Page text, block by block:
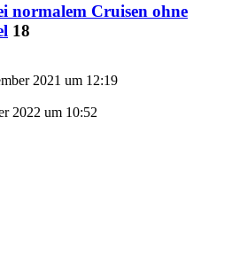
normalem Cruisen ohne
18
2021 um 12:19
2022 um 10:52